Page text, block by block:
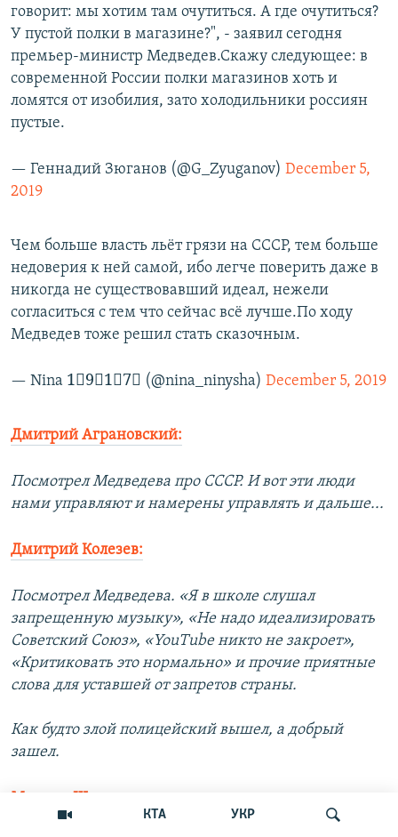
КТА УКР
говорит: мы хотим там очутиться. А где очутиться?
У пустой полки в магазине?", - заявил сегодня
премьер-министр Медведев.Скажу следующее: в
современной России полки магазинов хоть и
ломятся от изобилия, зато холодильники россиян
пустые.
— Геннадий Зюганов (@G_Zyuganov) December 5,
2019
Чем больше власть льёт грязи на СССР, тем больше
недоверия к ней самой, ибо легче поверить даже в
никогда не существовавший идеал, нежели
согласиться с тем что сейчас всё лучше.По ходу
Медведев тоже решил стать сказочным.
— Nina 1⃣9⃣1⃣7⃣ (@nina_ninysha) December 5, 2019
Дмитрий Аграновский:
Посмотрел Медведева про СССР. И вот эти люди
нами управляют и намерены управлять и дальше...
Дмитрий Колезев:
Посмотрел Медведева. «Я в школе слушал
запрещенную музыку», «Не надо идеализировать
Советский Союз», «YouTube никто не закроет»,
«Критиковать это нормально» и прочие приятные
слова для уставшей от запретов страны.
Как будто злой полицейский вышел, а добрый
зашел.